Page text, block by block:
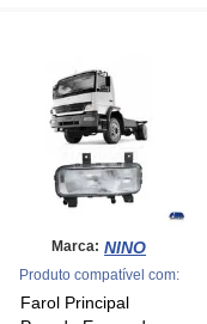
Produto compatível com:
Farol Principal
Pesado Esquerdo
Mb Atego 2004 a
2010 Cromado Nino
- 2654969
R$ 672,00
ou6xdeR$
112,00